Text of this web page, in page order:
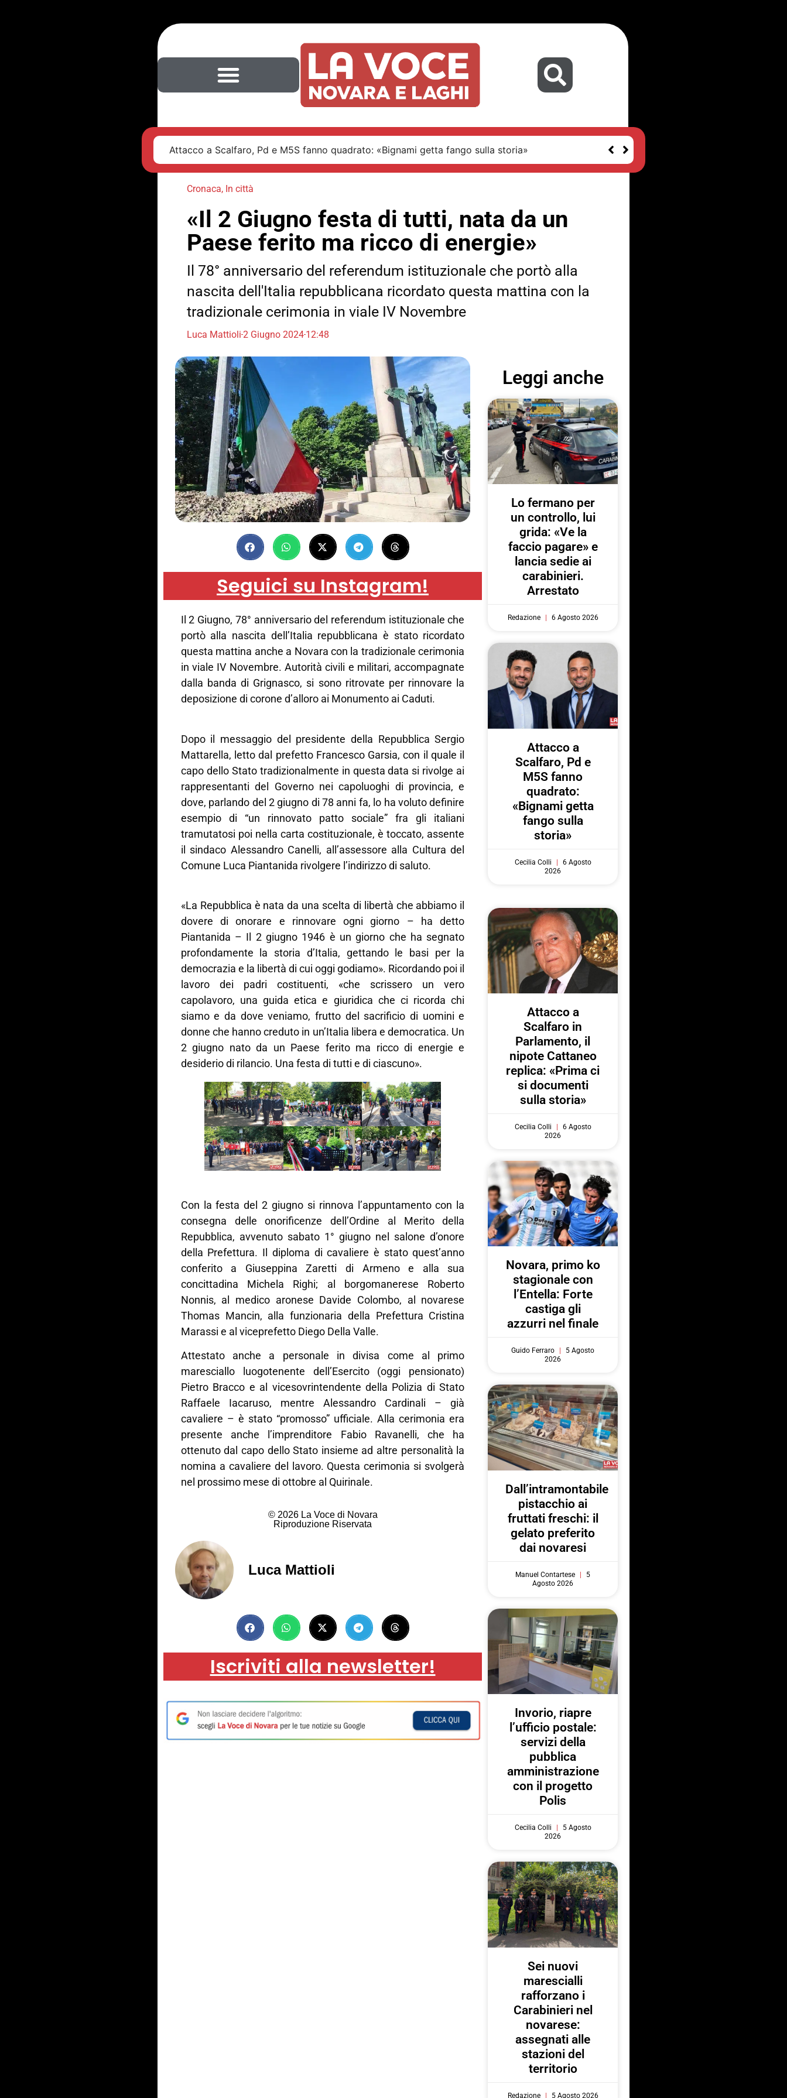
Attacco a Scalfaro, Pd e M5S fanno quadrato: «Bignami getta fango sulla storia»
Cronaca, In città
«Il 2 Giugno festa di tutti, nata da un
Paese ferito ma ricco di energie»
Il 78° anniversario del referendum istituzionale che portò alla
nascita dell'Italia repubblicana ricordato questa mattina con la
tradizionale cerimonia in viale IV Novembre
Luca Mattioli2 Giugno 202412:48
Seguici su Instagram!
Il 2 Giugno, 78° anniversario del referendum istituzionale che
portò alla nascita dell’Italia repubblicana è stato ricordato
questa mattina anche a Novara con la tradizionale cerimonia
in viale IV Novembre. Autorità civili e militari, accompagnate
dalla banda di Grignasco, si sono ritrovate per rinnovare la
deposizione di corone d’alloro ai Monumento ai Caduti.
Dopo il messaggio del presidente della Repubblica Sergio
Mattarella, letto dal prefetto Francesco Garsia, con il quale il
capo dello Stato tradizionalmente in questa data si rivolge ai
rappresentanti del Governo nei capoluoghi di provincia, e
dove, parlando del 2 giugno di 78 anni fa, lo ha voluto definire
esempio di “un rinnovato patto sociale” fra gli italiani
tramutatosi poi nella carta costituzionale, è toccato, assente
il sindaco Alessandro Canelli, all’assessore alla Cultura del
Comune Luca Piantanida rivolgere l’indirizzo di saluto.
«La Repubblica è nata da una scelta di libertà che abbiamo il
dovere di onorare e rinnovare ogni giorno – ha detto
Piantanida – Il 2 giugno 1946 è un giorno che ha segnato
profondamente la storia d’Italia, gettando le basi per la
democrazia e la libertà di cui oggi godiamo». Ricordando poi il
lavoro dei padri costituenti, «che scrissero un vero
capolavoro, una guida etica e giuridica che ci ricorda chi
siamo e da dove veniamo, frutto del sacrificio di uomini e
donne che hanno creduto in un’Italia libera e democratica. Un
2 giugno nato da un Paese ferito ma ricco di energie e
desiderio di rilancio. Una festa di tutti e di ciascuno».
Con la festa del 2 giugno si rinnova l’appuntamento con la
consegna delle onorificenze dell’Ordine al Merito della
Repubblica, avvenuto sabato 1° giugno nel salone d’onore
della Prefettura. Il diploma di cavaliere è stato quest’anno
conferito a Giuseppina Zaretti di Armeno e alla sua
concittadina Michela Righi; al borgomanerese Roberto
Nonnis, al medico aronese Davide Colombo, al novarese
Thomas Mancin, alla funzionaria della Prefettura Cristina
Marassi e al viceprefetto Diego Della Valle.
Attestato anche a personale in divisa come al primo
maresciallo luogotenente dell’Esercito (oggi pensionato)
Pietro Bracco e al vicesovrintendente della Polizia di Stato
Raffaele Iacaruso, mentre Alessandro Cardinali – già
cavaliere – è stato “promosso” ufficiale. Alla cerimonia era
presente anche l’imprenditore Fabio Ravanelli, che ha
ottenuto dal capo dello Stato insieme ad altre personalità la
nomina a cavaliere del lavoro. Questa cerimonia si svolgerà
nel prossimo mese di ottobre al Quirinale.
© 2026 La Voce di Novara
Riproduzione Riservata
Luca Mattioli
Iscriviti alla newsletter!
Leggi anche
Lo fermano per
un controllo, lui
grida: «Ve la
faccio pagare» e
lancia sedie ai
carabinieri.
Arrestato
Redazione 6 Agosto 2026
Attacco a
Scalfaro, Pd e
M5S fanno
quadrato:
«Bignami getta
fango sulla
storia»
Cecilia Colli
6 Agosto
2026
Attacco a
Scalfaro in
Parlamento, il
nipote Cattaneo
replica: «Prima ci
si documenti
sulla storia»
Cecilia Colli
6 Agosto
2026
Novara, primo ko
stagionale con
l’Entella: Forte
castiga gli
azzurri nel finale
Guido Ferraro
5 Agosto
2026
Dall’intramontabile
pistacchio ai
fruttati freschi: il
gelato preferito
dai novaresi
Manuel Contartese
5
Agosto 2026
Invorio, riapre
l’ufficio postale:
servizi della
pubblica
amministrazione
con il progetto
Polis
Cecilia Colli
5 Agosto
2026
Sei nuovi
marescialli
rafforzano i
Carabinieri nel
novarese:
assegnati alle
stazioni del
territorio
Redazione 5 Agosto 2026